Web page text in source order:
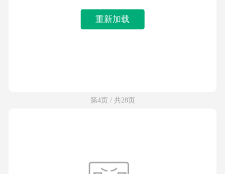
重新加载
第4页 / 共28页